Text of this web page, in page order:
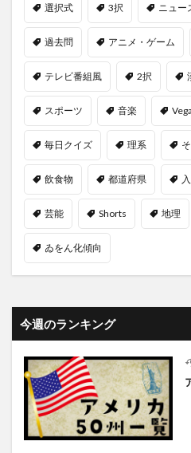
選択式 3択 ニュー
過去問 アニメ・ゲーム
テレビ番組風 2択
スポーツ 音楽 Vega
毎日クイズ 理系
飲食物 都道府県
芸能 Shorts 地理
ゐをん化傾向
今週のランキング